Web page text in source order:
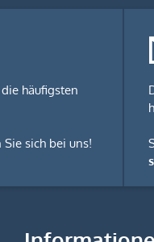
häufigsten
sich bei uns!